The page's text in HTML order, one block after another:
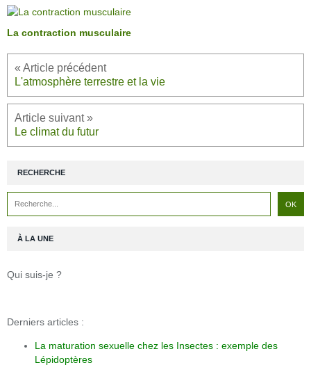
La contraction musculaire
L'atmosphère terrestre et la vie
Le climat du futur
RECHERCHE
À LA UNE
Qui suis-je ?
Derniers articles :
La maturation sexuelle chez les Insectes : exemple des
Lépidoptères